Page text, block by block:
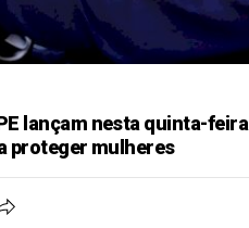
lançam nesta quinta-feira
proteger mulheres